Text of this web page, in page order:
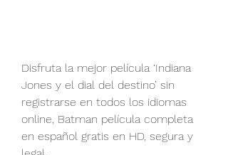
Disfruta la mejor película ‘Indiana
Jones y el dial del destino’ sin
registrarse en todos los idiomas
online, Batman película completa
en español gratis en HD, segura y